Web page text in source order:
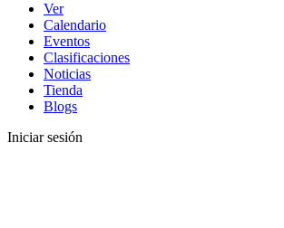
Ver
Calendario
Eventos
Clasificaciones
Noticias
Tienda
Blogs
Iniciar sesión